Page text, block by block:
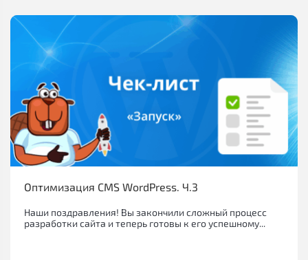
Оптимизация CMS WordPress. Ч.3
Наши поздравления! Вы закончили сложный процесс
разработки сайта и теперь готовы к его успешному...